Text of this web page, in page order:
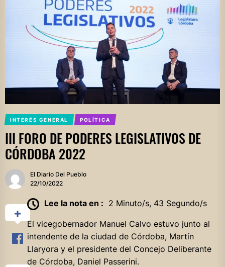
INTERÉS GENERAL POLÍTICA
III FORO DE PODERES LEGISLATIVOS DE
CÓRDOBA 2022
El Diario Del Pueblo
22/10/2022
Lee la nota en : 2 Minuto/s, 43 Segundo/s
El vicegobernador Manuel Calvo estuvo junto al
intendente de la ciudad de Córdoba, Martín
Llaryora y el presidente del Concejo Deliberante
de Córdoba, Daniel Passerini.